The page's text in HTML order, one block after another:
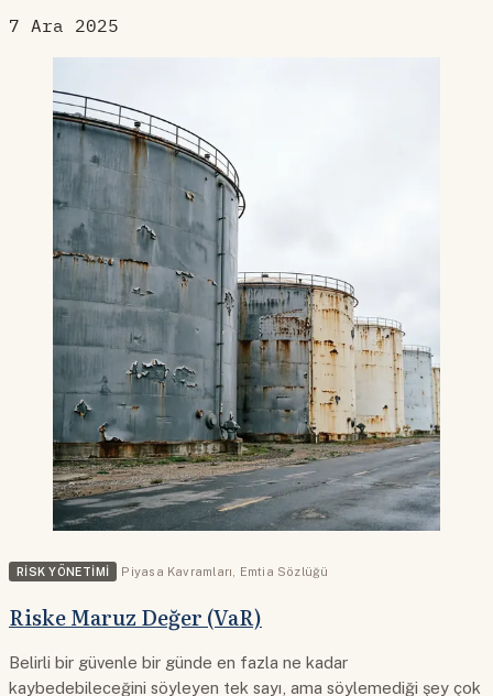
7 Ara 2025
RISK YÖNETIMI Piyasa Kavramları Emtia Sözlüğü
Riske Maruz Değer (VaR)
Belirli bir güvenle bir günde en fazla ne kadar
kaybedebileceğini söyleyen tek sayı, ama söylemediği şey çok